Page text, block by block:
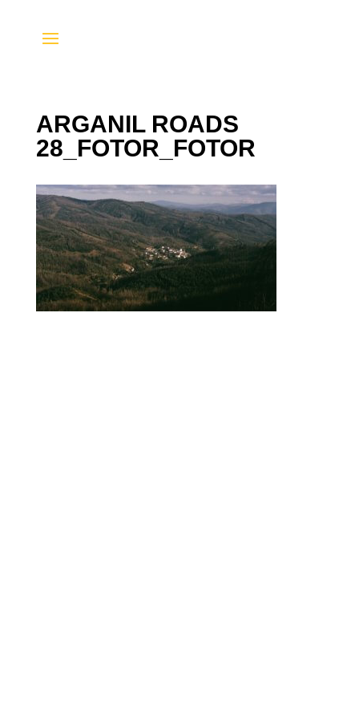
ARGANIL ROADS
28_FOTOR_FOTOR